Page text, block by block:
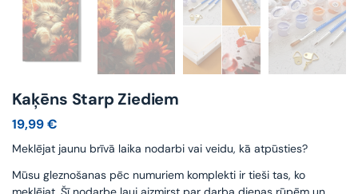
Kaķēns Starp Ziediem
19,99€
Meklējat jaunu brīvā laika nodarbi vai veidu, kā atpūsties?
Mūsu gleznošanas pēc numuriem komplekti ir tieši tas, ko